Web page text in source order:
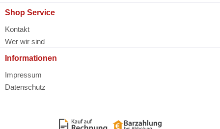
Shop Service
Kontakt
Wer wir sind
Informationen
Impressum
Datenschutz